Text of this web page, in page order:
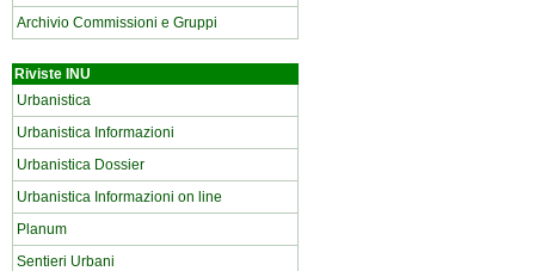
Archivio Commissioni e Gruppi
Riviste INU
Urbanistica
Urbanistica Informazioni
Urbanistica Dossier
Urbanistica Informazioni on line
Planum
Sentieri Urbani